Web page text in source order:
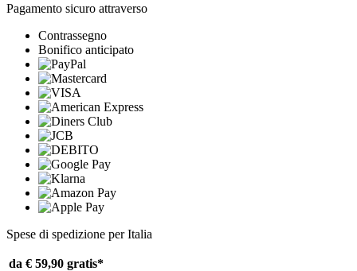
Pagamento sicuro attraverso
Contrassegno
Bonifico anticipato
Spese di spedizione per Italia
da € 59,90 gratis*